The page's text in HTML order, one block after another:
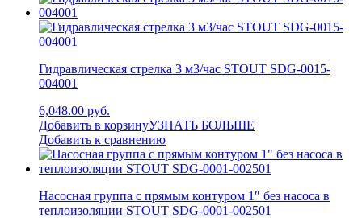
Гидравлическая стрелка 3 м3/час STOUT SDG-0015-
004001
6,048.00 руб.
Добавить в корзинуУЗНАТЬ БОЛЬШЕ
Добавить к сравнению
Насосная группа с прямым контуром 1″ без насоса в
теплоизоляции STOUT SDG-0001-002501